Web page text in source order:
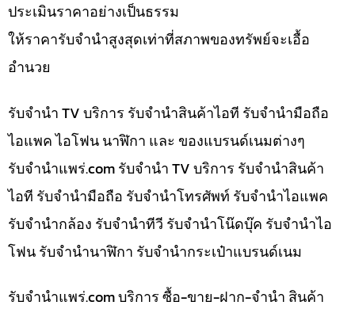
ประเมินราคาอย่างเป็นธรรม
ให้ราคารับจำนำสูงสุดเท่าที่สภาพของทรัพย์จะเอื้อ
อำนวย
รับจำนำ TV บริการ รับจำนำสินค้าไอที รับจำนำมือถือ
ไอแพค ไอโฟน นาฬิกา และ ของแบรนด์เนมต่างๆ
รับจํานําแพร่.com รับจำนำ TV บริการ รับจำนำสินค้า
ไอที รับจำนำมือถือ รับจำนำโทรศัพท์ รับจำนำไอแพค
รับจำนำกล้อง รับจำนำทีวี รับจำนำโน๊ดบุ๊ค รับจำนำไอ
โฟน รับจำนำนาฬิกา รับจำนำกระเป๋าแบรนด์เนม
รับจํานําแพร่.com บริการ ซื้อ-ขาย-ฝาก-จำนำ สินค้า